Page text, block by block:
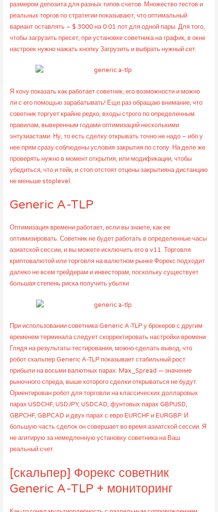
размером депозита для разных типов счетов. Множество тестов и
реальных торгов по стратегии показывают, что оптимальный
вариант оставлять – $ 3000 на 0.01 лот для одной пары. Для того,
чтобы загрузить пресет, при установке советника на график, в окне
настроек нужно нажать кнопку Загрузить и выбрать нужный сет.
Я хочу показать как работает советник, его возможности и можно
ли с его помощью зарабатывать! Еще раз обращаю внимание, что
советник торгует крайне редко, входы строго по определенным
правилам, выверенным годами оптимизаций несколькими
энтузиастами. Ну, то есть сделку открывать точно не надо – ибо у
нее прям сразу соблюдены условия закрытия по стопу. На деле же
проверять нужно в момент открытия, или модификации, чтобы
убедиться, что и тейк, и стоп отстоят отцены закрытияна дистанцию
не меньше stoplevel.
Generic A-TLP
Оптимизация времени работает, если вы знаете, как ее
оптимизировать. Советник не будет работать в определенные часы
азиатской сессии, и вы можете исключить его в v11. Торговля
криптовалютой или торговля на валютном рынке Форекс подходит
далеко не всем трейдерам и инвесторам, поскольку существует
большая степень риска получить убытки.
При использовании советника Generic A-TLP у брокеров с другим
временем терминала следует скорректировать настройки времени.
Глядя на результаты тестирования, можно сделать вывод, что
робот скальпер Generic A-TLP показывает стабильный рост
прибыли на восьми валютных парах. Max_Spread — значение
рыночного спреда, выше которого сделки открываться не будут.
Ориентирован робот для торговли на классических долларовых
парах USDCHF, USDJPY, USDCAD, фунтовых парах GBPUSD,
GBPCHF, GBPCAD и двух парах с евро EURCHF и EURGBP. И
большую часть сделок он совершает во время азиатской сессии. Я
не агитирую за немедленную установку советника на Ваш
реальный счет.
[скальпер] Форекс советник
Generic A-TLP + мониторинг